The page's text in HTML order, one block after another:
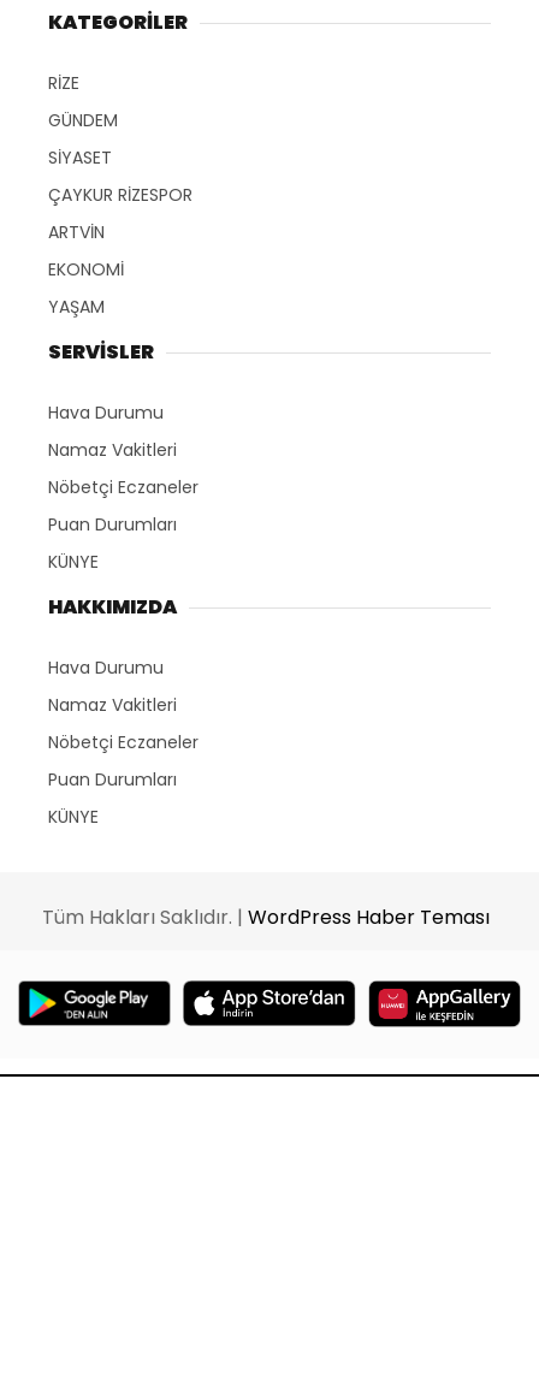
KATEGORİLER
RİZE
GÜNDEM
SİYASET
ÇAYKUR RİZESPOR
ARTVİN
EKONOMİ
YAŞAM
SERVİSLER
Hava Durumu
Namaz Vakitleri
Nöbetçi Eczaneler
Puan Durumları
KÜNYE
HAKKIMIZDA
Hava Durumu
Namaz Vakitleri
Nöbetçi Eczaneler
Puan Durumları
KÜNYE
Tüm Hakları Saklıdır. | WordPress Haber Teması